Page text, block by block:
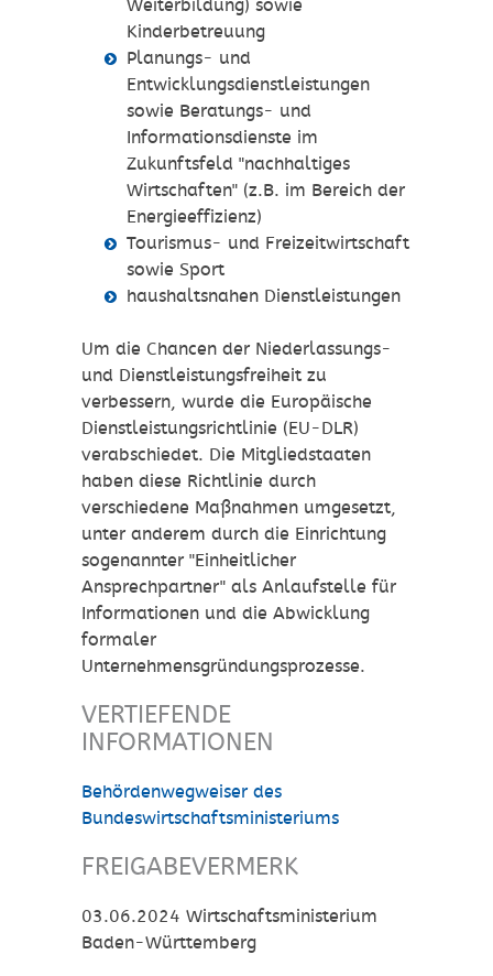
Weiterbildung) sowie
Kinderbetreuung
Planungs- und
Entwicklungsdienstleistungen
sowie Beratungs- und
Informationsdienste im
Zukunftsfeld "nachhaltiges
Wirtschaften" (z.B. im Bereich der
Energieeffizienz)
Tourismus- und Freizeitwirtschaft
sowie Sport
haushaltsnahen Dienstleistungen
Um die Chancen der Niederlassungs-
und Dienstleistungsfreiheit zu
verbessern, wurde die Europäische
Dienstleistungsrichtlinie (EU-DLR)
verabschiedet. Die Mitgliedstaaten
haben diese Richtlinie durch
verschiedene Maßnahmen umgesetzt,
unter anderem durch die Einrichtung
sogenannter "Einheitlicher
Ansprechpartner" als Anlaufstelle für
Informationen und die Abwicklung
formaler
Unternehmensgründungsprozesse.
VERTIEFENDE
INFORMATIONEN
Behördenwegweiser des
Bundeswirtschaftsministeriums
FREIGABEVERMERK
03.06.2024 Wirtschaftsministerium
Baden-Württemberg